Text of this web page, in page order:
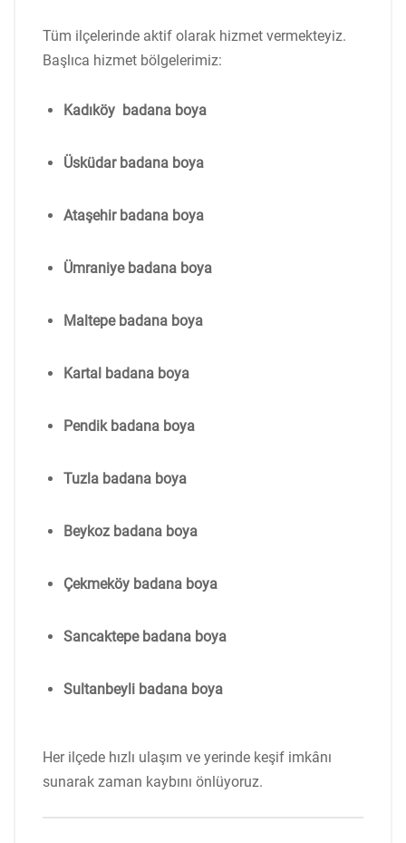
Tüm ilçelerinde aktif olarak hizmet vermekteyiz.
Başlıca hizmet bölgelerimiz:
Kadıköy badana boya
Üsküdar badana boya
Ataşehir badana boya
Ümraniye badana boya
Maltepe badana boya
Kartal badana boya
Pendik badana boya
Tuzla badana boya
Beykoz badana boya
Çekmeköy badana boya
Sancaktepe badana boya
Sultanbeyli badana boya
Her ilçede hızlı ulaşım ve yerinde keşif imkânı
sunarak zaman kaybını önlüyoruz.